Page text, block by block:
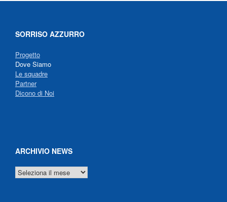
SORRISO AZZURRO
Progetto
Dove Siamo
Le squadre
Partner
Dicono di Noi
ARCHIVIO NEWS
ARCHIVIO
NEWS